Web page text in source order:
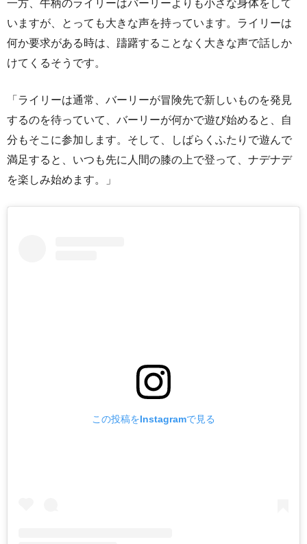
一方、牛柄のライリーはバーリーよりも小さな身体をして
いますが、とっても大きな声を持っています。ライリーは
何か要求がある時は、躊躇することなく大きな声で話しか
けてくるそうです。
「ライリーは通常、バーリーが冒険先で新しいものを発見
するのを待っていて、バーリーが何かで遊び始めると、自
分もそこに参加します。そして、しばらくふたりで遊んで
満足すると、いつも先に人間の膝の上で登って、ナデナデ
を楽しみ始めます。」
この投稿をInstagramで見る